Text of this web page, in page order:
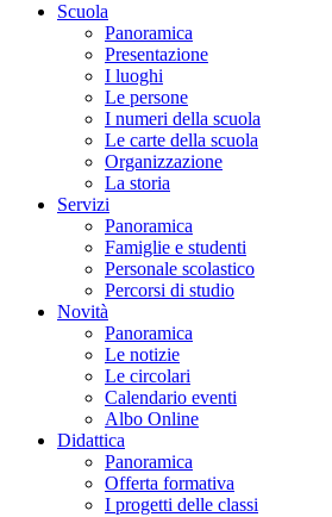
Scuola
Panoramica
Presentazione
I luoghi
Le persone
I numeri della scuola
Le carte della scuola
Organizzazione
La storia
Servizi
Panoramica
Famiglie e studenti
Personale scolastico
Percorsi di studio
Novità
Panoramica
Le notizie
Le circolari
Calendario eventi
Albo Online
Didattica
Panoramica
Offerta formativa
I progetti delle classi